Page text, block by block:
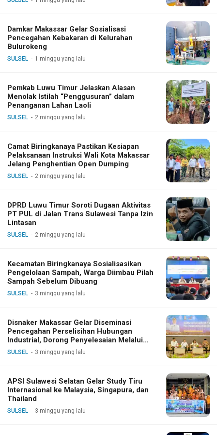
Damkar Makassar Gelar Sosialisasi
Pencegahan Kebakaran di Kelurahan
Bulurokeng
SULSEL 1 minggu yang lalu
Pemkab Luwu Timur Jelaskan Alasan
Menolak Istilah “Penggusuran” dalam
Penanganan Lahan Laoli
SULSEL 2 minggu yang lalu
Camat Biringkanaya Pastikan Kesiapan
Pelaksanaan Instruksi Wali Kota Makassar
Jelang Penghentian Open Dumping
SULSEL 2 minggu yang lalu
DPRD Luwu Timur Soroti Dugaan Aktivitas
PT PUL di Jalan Trans Sulawesi Tanpa Izin
Lintasan
SULSEL 2 minggu yang lalu
Kecamatan Biringkanaya Sosialisasikan
Pengelolaan Sampah, Warga Diimbau Pilah
Sampah Sebelum Dibuang
SULSEL 3 minggu yang lalu
Disnaker Makassar Gelar Diseminasi
Pencegahan Perselisihan Hubungan
Industrial, Dorong Penyelesaian Melalui
Dialog
SULSEL 3 minggu yang lalu
APSI Sulawesi Selatan Gelar Study Tiru
Internasional ke Malaysia, Singapura, dan
Thailand
SULSEL 3 minggu yang lalu